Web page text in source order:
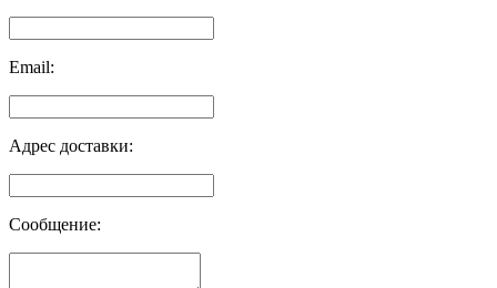
Email:
Адрес доставки:
Сообщение: